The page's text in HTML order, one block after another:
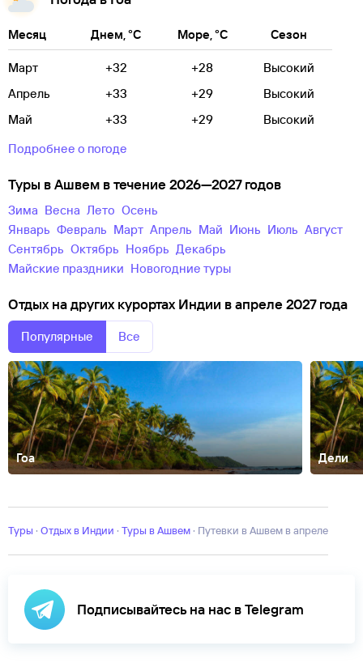
Месяц Днем, °C Море, °C Сезон
Март +32 +28
Высокий
Апрель
+33 +29
Высокий
Май
+33 +29
Высокий
Подробнее о погоде
Туры в Ашвем в течение 2026—2027 годов
зима весна лето
осень
Январь
Февраль Март Апрель Май Июнь Июль
Август
Сентябрь
Октябрь Ноябрь
Декабрь
майские праздники
новогодние туры
Отдых на других курортах Индии в апреле 2027 года
Популярные Все
Гоа Дели
Туры · Отдых в Индии · Туры в Ашвем · Путевки в Ашвем в апреле
Подписывайтесь на нас в Telegram